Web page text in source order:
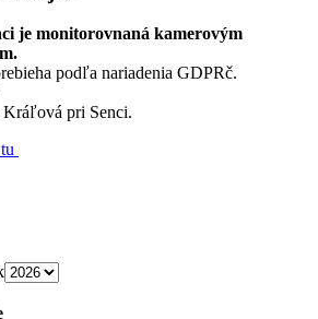
je monitorovnaná kamerovým
podľa nariadenia GDPRč.
Kráľová pri Senci.